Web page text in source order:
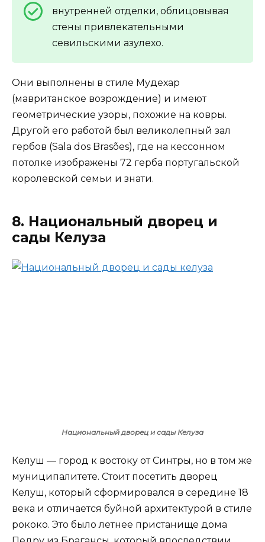
внутренней отделки, облицовывая
стены привлекательными
севильскими азулехо.
Они выполнены в стиле Мудехар
(мавританское возрождение) и имеют
геометрические узоры, похожие на ковры.
Другой его работой был великолепный зал
гербов (Sala dos Brasões), где на кессонном
потолке изображены 72 герба португальской
королевской семьи и знати.
8. Национальный дворец и
сады Келуза
Национальный дворец и сады Келуза
Келуш — город к востоку от Синтры, но в том же
муниципалитете. Стоит посетить дворец
Келуш, который сформировался в середине 18
века и отличается буйной архитектурой в стиле
рококо. Это было летнее пристанище дома